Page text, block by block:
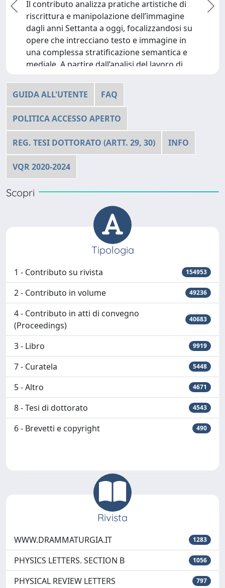
pratiche artistiche di
dell’immagine
focalizzandosi su
testo e immagine in
semantica e
del lavoro di
si riflette sul
si sviluppa attraverso la
Although the main antimicrobial
adult and neonatal listeriosis is
prophylactic treatments are
lacking. We compared the
nanovaccines with prenatal or
ampicillin treatments in
nanoparticles and listeriolysin O
(GAPDH) peptides and
precedente
GUIDA ALL'UTENTE FAQ
POLITICA ACCESSO APERTO
REG. TESI DOTTORATO (ARTT. 29, 30) INFO
VQR 2020-2024
Scopri
Tipologia
1 - Contributo su rivista 154953
2 - Contributo in volume 49236
4 - Contributo in atti di convegno
(Proceedings)
40683
3 - Libro 9919
7 - Curatela 5448
5 - Altro 4671
8 - Tesi di dottorato 4543
6 - Brevetti e copyright 490
Rivista
WWW.DRAMMATURGIA.IT 1283
PHYSICS LETTERS. SECTION B 1056
PHYSICAL REVIEW LETTERS 797